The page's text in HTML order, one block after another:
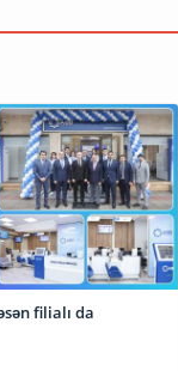
filialı da